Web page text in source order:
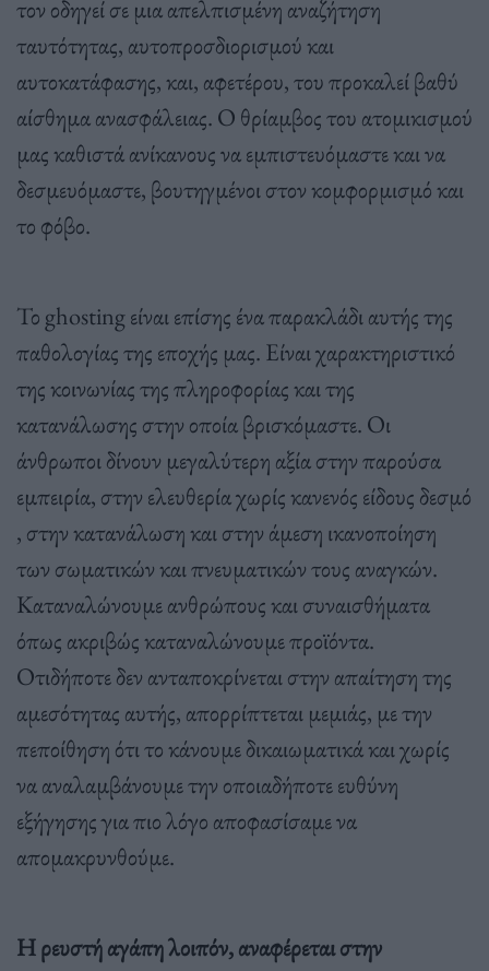
τον οδηγεί σε μια απελπισμένη αναζήτηση
ταυτότητας, αυτοπροσδιορισμού και
αυτοκατάφασης, και, αφετέρου, του προκαλεί βαθύ
αίσθημα ανασφάλειας. Ο θρίαμβος του ατομικισμού
μας καθιστά ανίκανους να εμπιστευόμαστε και να
δεσμευόμαστε, βουτηγμένοι στον κομφορμισμό και
το φόβο.
Το ghosting είναι επίσης ένα παρακλάδι αυτής της
παθολογίας της εποχής μας. Είναι χαρακτηριστικό
της κοινωνίας της πληροφορίας και της
κατανάλωσης στην οποία βρισκόμαστε. Οι
άνθρωποι δίνουν μεγαλύτερη αξία στην παρούσα
εμπειρία, στην ελευθερία χωρίς κανενός είδους δεσμό
, στην κατανάλωση και στην άμεση ικανοποίηση
των σωματικών και πνευματικών τους αναγκών.
Καταναλώνουμε ανθρώπους και συναισθήματα
όπως ακριβώς καταναλώνουμε προϊόντα.
Οτιδήποτε δεν ανταποκρίνεται στην απαίτηση της
αμεσότητας αυτής, απορρίπτεται μεμιάς, με την
πεποίθηση ότι το κάνουμε δικαιωματικά και χωρίς
να αναλαμβάνουμε την οποιαδήποτε ευθύνη
εξήγησης για πιο λόγο αποφασίσαμε να
απομακρυνθούμε.
Η ρευστή αγάπη λοιπόν, αναφέρεται στην